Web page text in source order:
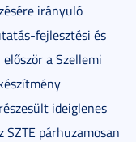
irányuló
fejlesztési és
a Szellemi
ideiglenes
párhuzamosan